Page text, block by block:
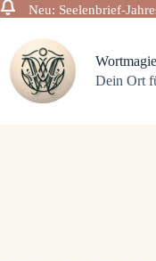
Neu: Seelenbrief-
Inhalt
springen
Dein Ort